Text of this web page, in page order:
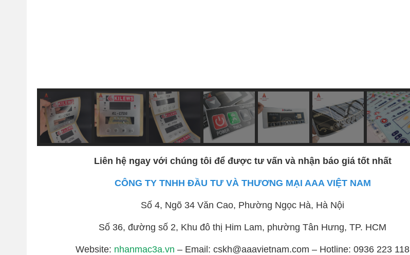
Liên hệ ngay với chúng tôi để được tư vấn và nhận báo giá tốt nhất
CÔNG TY TNHH ĐẦU TƯ VÀ THƯƠNG MẠI AAA VIỆT NAM
Số 4, Ngõ 34 Văn Cao, Phường Ngọc Hà, Hà Nội
Số 36, đường số 2, Khu đô thị Him Lam, phường Tân Hưng, TP. HCM
Website: nhanmac3a.vn – Email: cskh@aaavietnam.com – Hotline: 0936 223 118